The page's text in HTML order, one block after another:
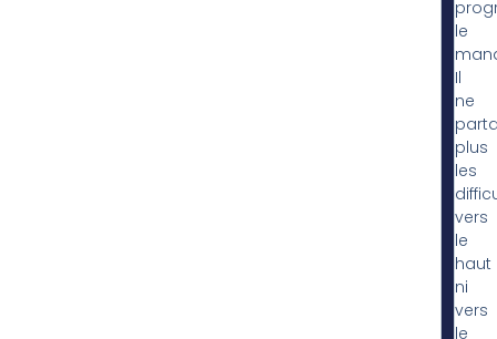
le
Il
ne
plus
les
vers
le
haut
ni
vers
le